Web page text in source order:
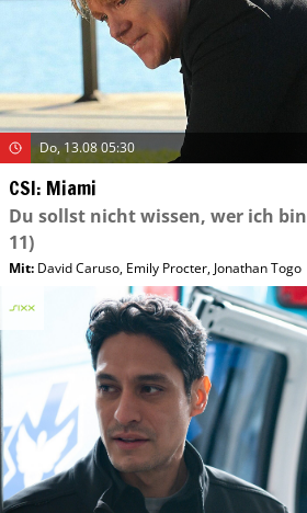
Do, 13.08 05:30
CSI: Miami
Du sollst nicht wissen, wer ich bin
11)
Mit: David Caruso, Emily Procter, Jonathan Togo